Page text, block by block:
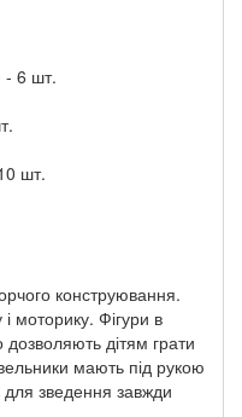
- 6 шт.
шт.
конструювання.
моторику. Фігури в
дітям грати
мають під рукою
для зведення завжди